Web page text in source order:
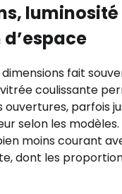
luminosité
dimensions fait
vitrée coulissante
parfois
selon les modèles.
moins courant
dont les